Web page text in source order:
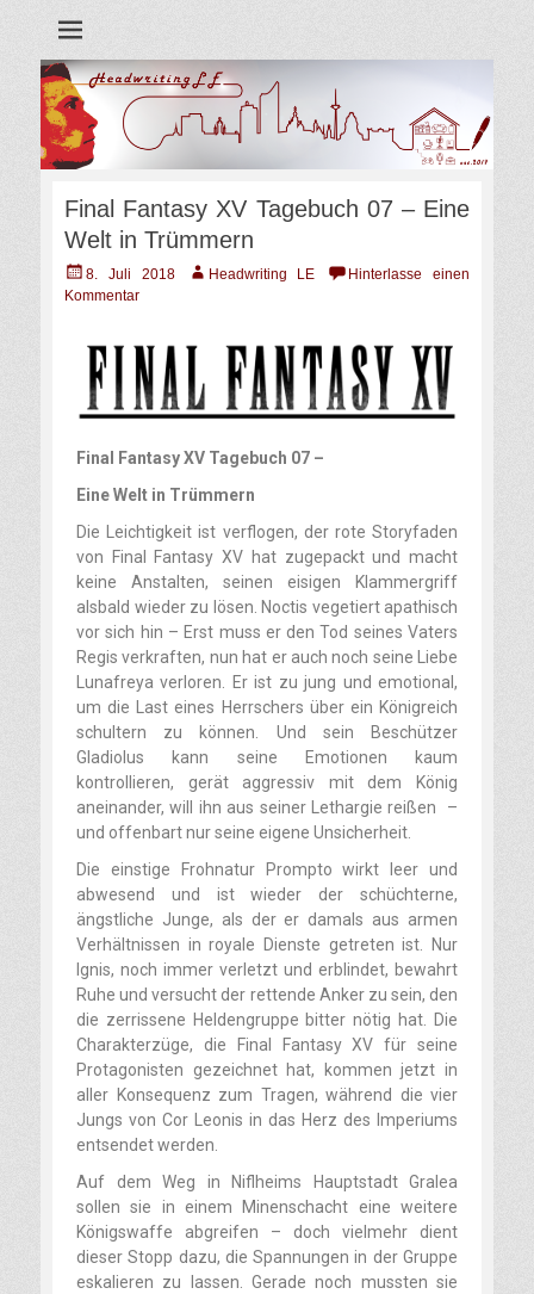
Final Fantasy XV Tagebuch 07 – Eine
Welt in Trümmern
8. Juli 2018 Headwriting LE
Hinterlasse einen
Kommentar
Final Fantasy XV Tagebuch 07 –
Eine Welt in Trümmern
Die Leichtigkeit ist verflogen, der rote Storyfaden
von Final Fantasy XV hat zugepackt und macht
keine Anstalten, seinen eisigen Klammergriff
alsbald wieder zu lösen. Noctis vegetiert apathisch
vor sich hin – Erst muss er den Tod seines Vaters
Regis verkraften, nun hat er auch noch seine Liebe
Lunafreya verloren. Er ist zu jung und emotional,
um die Last eines Herrschers über ein Königreich
schultern zu können. Und sein Beschützer
Gladiolus kann seine Emotionen kaum
kontrollieren, gerät aggressiv mit dem König
aneinander, will ihn aus seiner Lethargie reißen –
und offenbart nur seine eigene Unsicherheit.
Die einstige Frohnatur Prompto wirkt leer und
abwesend und ist wieder der schüchterne,
ängstliche Junge, als der er damals aus armen
Verhältnissen in royale Dienste getreten ist. Nur
Ignis, noch immer verletzt und erblindet, bewahrt
Ruhe und versucht der rettende Anker zu sein, den
die zerrissene Heldengruppe bitter nötig hat. Die
Charakterzüge, die Final Fantasy XV für seine
Protagonisten gezeichnet hat, kommen jetzt in
aller Konsequenz zum Tragen, während die vier
Jungs von Cor Leonis in das Herz des Imperiums
entsendet werden.
Auf dem Weg in Niflheims Hauptstadt Gralea
sollen sie in einem Minenschacht eine weitere
Königswaffe abgreifen – doch vielmehr dient
dieser Stopp dazu, die Spannungen in der Gruppe
eskalieren zu lassen. Gerade noch mussten sie